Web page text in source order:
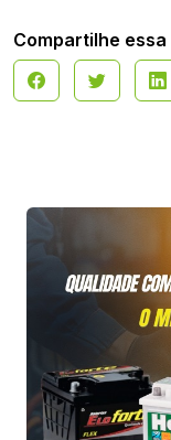
Compartilhe